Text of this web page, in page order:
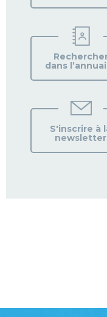
dans
S'inscrire à
newsletter